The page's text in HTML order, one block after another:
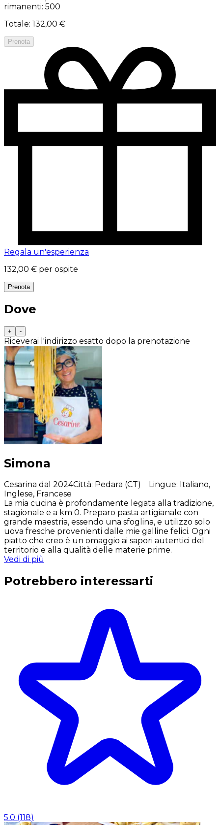
rimanenti: 500
Totale: 132,00 €
Prenota
Regala un'esperienza
132,00 € per ospite
Prenota
Dove
+ -
Riceverai l'indirizzo esatto dopo la prenotazione
Simona
Cesarina dal 2024Città: Pedara (CT) Lingue: Italiano,
Inglese, Francese
La mia cucina è profondamente legata alla tradizione,
stagionale e a km 0. Preparo pasta artigianale con
grande maestria, essendo una sfoglina, e utilizzo solo
uova fresche provenienti dalle mie galline felici. Ogni
piatto che creo è un omaggio ai sapori autentici del
territorio e alla qualità delle materie prime.
Vedi di più
Potrebbero interessarti
5.0 (118)